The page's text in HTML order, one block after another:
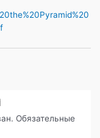
Обязательные